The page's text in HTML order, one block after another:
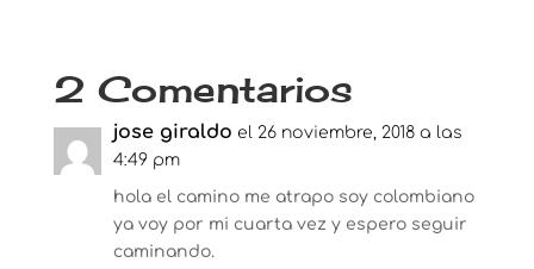
2 Comentarios
jose giraldo el 26 noviembre, 2018 a las
4:49 pm
hola el camino me atrapo soy colombiano
ya voy por mi cuarta vez y espero seguir
caminando.